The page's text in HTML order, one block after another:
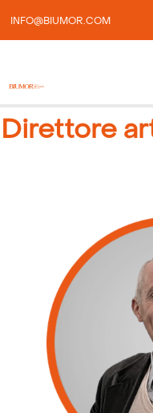
INFO@BIUMOR.COM
Direttore